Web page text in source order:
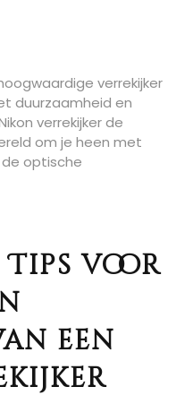
verrekijker
duurzaamheid en
verrekijker de
om je heen met
optische
Tips voor
een